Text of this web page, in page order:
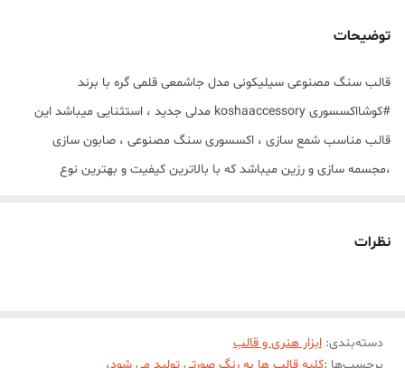
توضیحات
قالب سنگ مصنوعی سیلیکونی مدل جاشمعی قلمی گره با برند
#کوشااکسسوری koshaaccessory مدلی جدید ، استثنایی میباشد این
قالب مناسب شمع سازی ، اکسسوری سنگ مصنوعی ، صابون سازی
،مجسمه سازی و رزین میباشد که با بالاترین کیفیت و بهترین نوع
نظرات
دسته‌بندی: ابزار هنری و قالب